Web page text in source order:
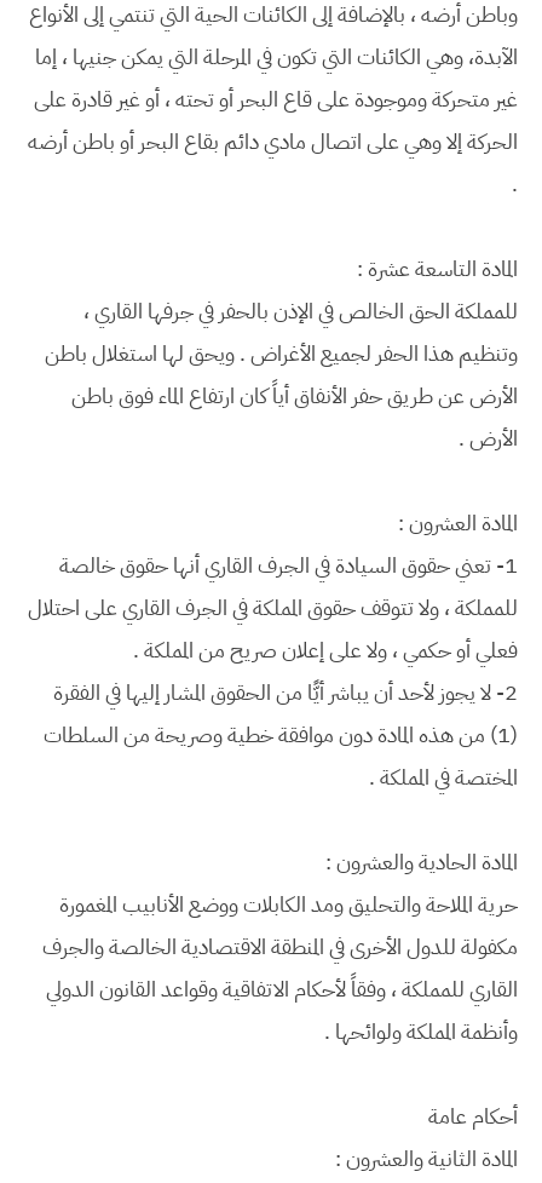
وباطن أرضه ، بالإضافة إلى الكائنات الحية التي تنتمي إلى الأنواع
الآبدة، وهي الكائنات التي تكون في المرحلة التي يمكن جنيها ، إما
غير متحركة وموجودة على قاع البحر أو تحته ، أو غير قادرة على
الحركة إلا وهي على اتصال مادي دائم بقاع البحر أو باطن أرضه
.
المادة التاسعة عشرة :
للمملكة الحق الخالص في الإذن بالحفر في جرفها القاري ،
وتنظيم هذا الحفر لجميع الأغراض . ويحق لها استغلال باطن
الأرض عن طريق حفر الأنفاق أياً كان ارتفاع الماء فوق باطن
الأرض .
المادة العشرون :
1- تعني حقوق السيادة في الجرف القاري أنها حقوق خالصة
للمملكة ، ولا تتوقف حقوق المملكة في الجرف القاري على احتلال
فعلي أو حكمي ، ولا على إعلان صريح من المملكة .
2- لا يجوز لأحد أن يباشر أيًّا من الحقوق المشار إليها في الفقرة
(1) من هذه المادة دون موافقة خطية وصريحة من السلطات
المختصة في المملكة .
المادة الحادية والعشرون :
حرية الملاحة والتحليق ومد الكابلات ووضع الأنابيب المغمورة
مكفولة للدول الأخرى في المنطقة الاقتصادية الخالصة والجرف
القاري للمملكة ، وفقاً لأحكام الاتفاقية وقواعد القانون الدولي
وأنظمة المملكة ولوائحها .
أحكام عامة
المادة الثانية والعشرون :